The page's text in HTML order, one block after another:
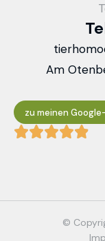
Am
zu meinen
©